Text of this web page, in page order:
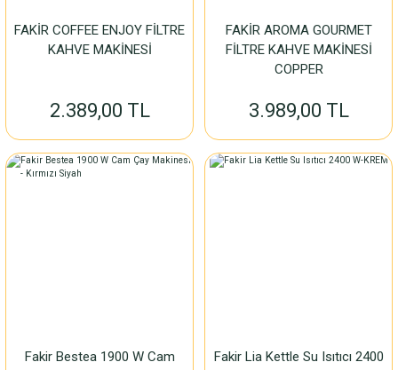
FAKİR COFFEE ENJOY FİLTRE
KAHVE MAKİNESİ
2.389,00 TL
FAKİR AROMA GOURMET
FİLTRE KAHVE MAKİNESİ
COPPER
3.989,00 TL
Fakir Bestea 1900 W Cam
Fakir Lia Kettle Su Isıtıcı 2400